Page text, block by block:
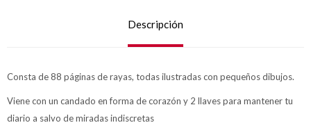
Descripción
Consta de 88 páginas de rayas, todas ilustradas con pequeños dibujos.
Viene con un candado en forma de corazón y 2 llaves para mantener tu
diario a salvo de miradas indiscretas